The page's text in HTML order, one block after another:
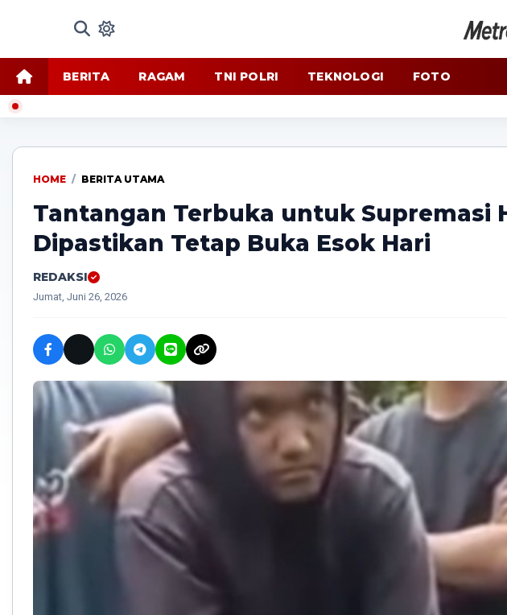
BERITA RAGAM TNI POLRI TEKNOLOGI FOTO
HOME / BERITA UTAMA
​Tantangan Terbuka untuk Supremasi
Dipastikan Tetap Buka Esok Hari
REDAKSI
Jumat, Juni 26, 2026